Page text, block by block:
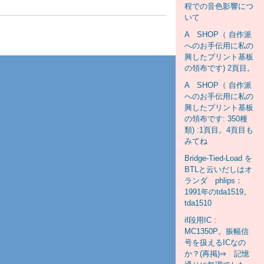
程での音色影響につ
いて
A SHOP（ 自作派
へのお手伝用に私の
興したプリント基板
の領布です) 2頁目。
A SHOP（ 自作派
へのお手伝用に私の
興したプリント基板
の領布です: 350種
類) :1頁目。4頁目も
みてね
Bridge-Tied-Load を
BTLと云いだしはオ
ランダ phlips：
1991年のtda1519。
tda1510
if段用IC :
MC1350P。振幅信
号を扱えるICなの
か？(再掲)⇒ 記憶